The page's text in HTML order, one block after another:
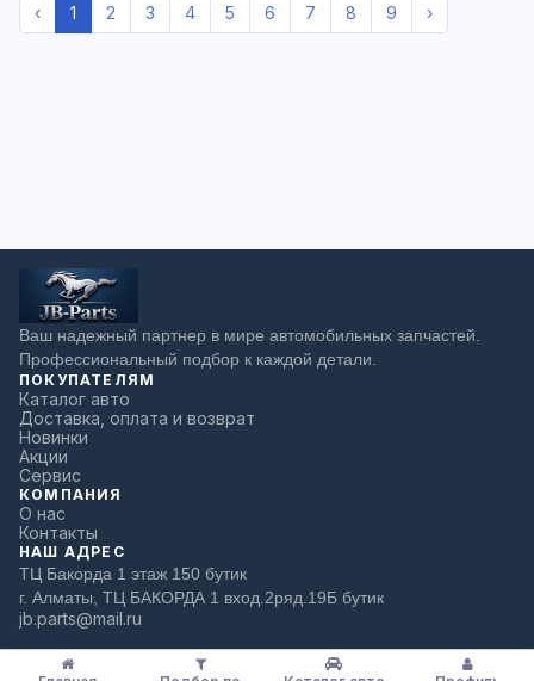
‹ 1 2 3 4 5 6 7 8 9 ›
Ваш надежный партнер в мире автомобильных запчастей.
Профессиональный подбор к каждой детали.
ПОКУПАТЕЛЯМ
Каталог авто
Доставка, оплата и возврат
Новинки
Акции
Сервис
КОМПАНИЯ
О нас
Контакты
НАШ АДРЕС
ТЦ Бакорда 1 этаж 150 бутик
г. Алматы, ТЦ БАКОРДА 1 вход.2ряд.19Б бутик
jb.parts@mail.ru